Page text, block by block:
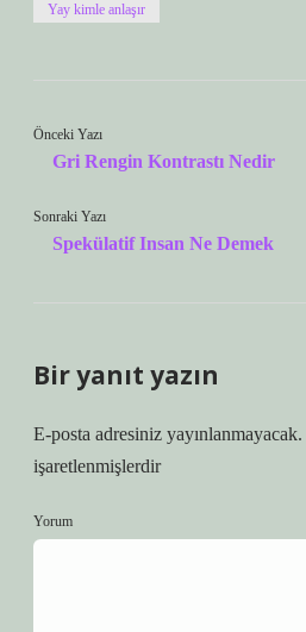
Yay kimle anlaşır
Önceki Yazı
Gri Rengin Kontrastı Nedir
Sonraki Yazı
Spekülatif Insan Ne Demek
Bir yanıt yazın
E-posta adresiniz yayınlanmayacak.
işaretlenmişlerdir
Yorum